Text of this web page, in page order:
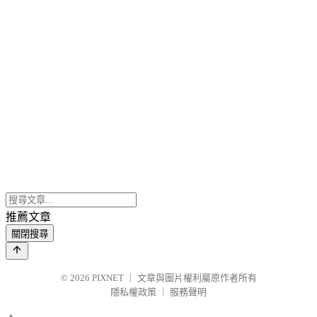
推薦文章
關閉搜尋
© 2026 PIXNET
文章與圖片權利屬原作者所有
隱私權政策
服務聲明